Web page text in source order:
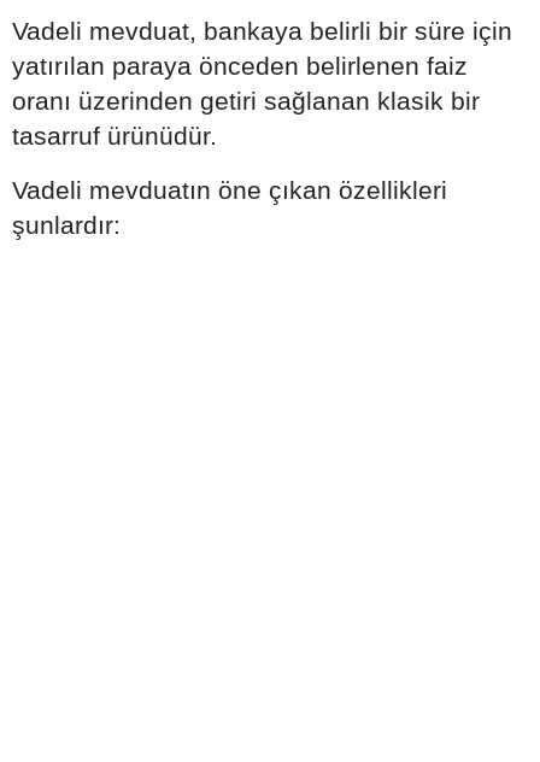
Vadeli mevduat, bankaya belirli bir süre için
yatırılan paraya önceden belirlenen faiz
oranı üzerinden getiri sağlanan klasik bir
tasarruf ürünüdür.
Vadeli mevduatın öne çıkan özellikleri
şunlardır: